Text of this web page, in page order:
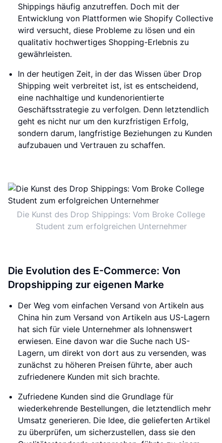
Shippings häufig anzutreffen. Doch mit der
Entwicklung von Plattformen wie Shopify Collective
wird versucht, diese Probleme zu lösen und ein
qualitativ hochwertiges Shopping-Erlebnis zu
gewährleisten.
In der heutigen Zeit, in der das Wissen über Drop
Shipping weit verbreitet ist, ist es entscheidend,
eine nachhaltige und kundenorientierte
Geschäftsstrategie zu verfolgen. Denn letztendlich
geht es nicht nur um den kurzfristigen Erfolg,
sondern darum, langfristige Beziehungen zu Kunden
aufzubauen und Vertrauen zu schaffen.
Die Kunst des Drop Shippings: Vom Broke College
Student zum erfolgreichen Unternehmer
Die Evolution des E-Commerce: Von
Dropshipping zur eigenen Marke
Der Weg vom einfachen Versand von Artikeln aus
China hin zum Versand von Artikeln aus US-Lagern
hat sich für viele Unternehmer als lohnenswert
erwiesen. Eine davon war die Suche nach US-
Lagern, um direkt von dort aus zu versenden, was
zunächst zu höheren Preisen führte, aber auch
zufriedenere Kunden mit sich brachte.
Zufriedene Kunden sind die Grundlage für
wiederkehrende Bestellungen, die letztendlich mehr
Umsatz generieren. Die Idee, die gelieferten Artikel
zu überprüfen, um sicherzustellen, dass sie den